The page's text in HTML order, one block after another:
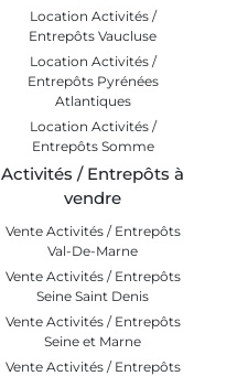
Location Activités /
Entrepôts Vaucluse
Location Activités /
Entrepôts Pyrénées
Atlantiques
Location Activités /
Entrepôts Somme
Activités / Entrepôts à
vendre
Vente Activités / Entrepôts
Val-De-Marne
Vente Activités / Entrepôts
Seine Saint Denis
Vente Activités / Entrepôts
Seine et Marne
Vente Activités / Entrepôts